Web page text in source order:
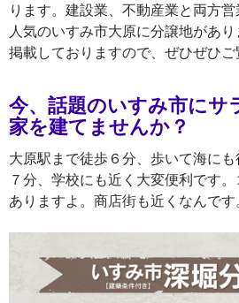
ります。建設業、不動産業と両方
人気のいすみ市大原に分譲地があ
掲載しておりますので、ぜひぜひご
今、話題のいすみ市にサ
家を建てませんか？
大原駅まで徒歩６分、歩いて海に
７分、学校にも近く大変便利です
ありますよ。商店街も近くなんです